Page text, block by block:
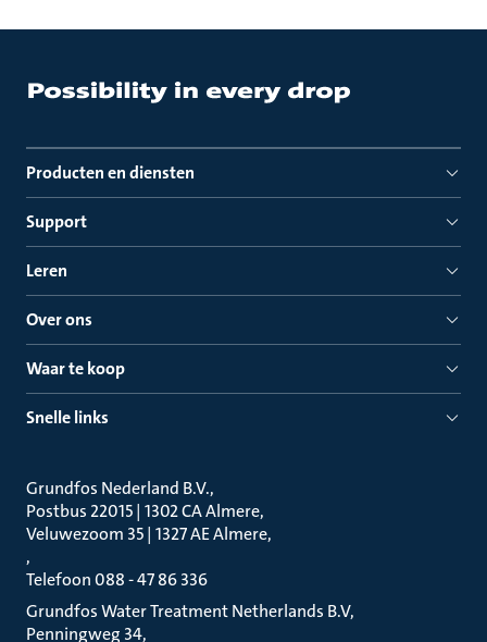
Producten en diensten
Support
Leren
Over ons
Waar te koop
Snelle links
Grundfos Nederland B.V.
Postbus 22015 | 1302 CA Almere
Veluwezoom 35 | 1327 AE Almere
Telefoon 088 - 47 86 336
Grundfos Water Treatment Netherlands B.V
Penningweg 34